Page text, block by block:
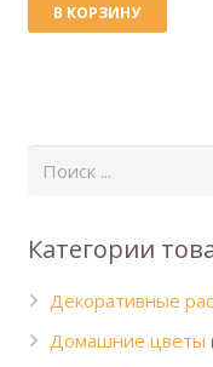
В КОРЗИНУ
Категории
Декоративные
Домашние цветы